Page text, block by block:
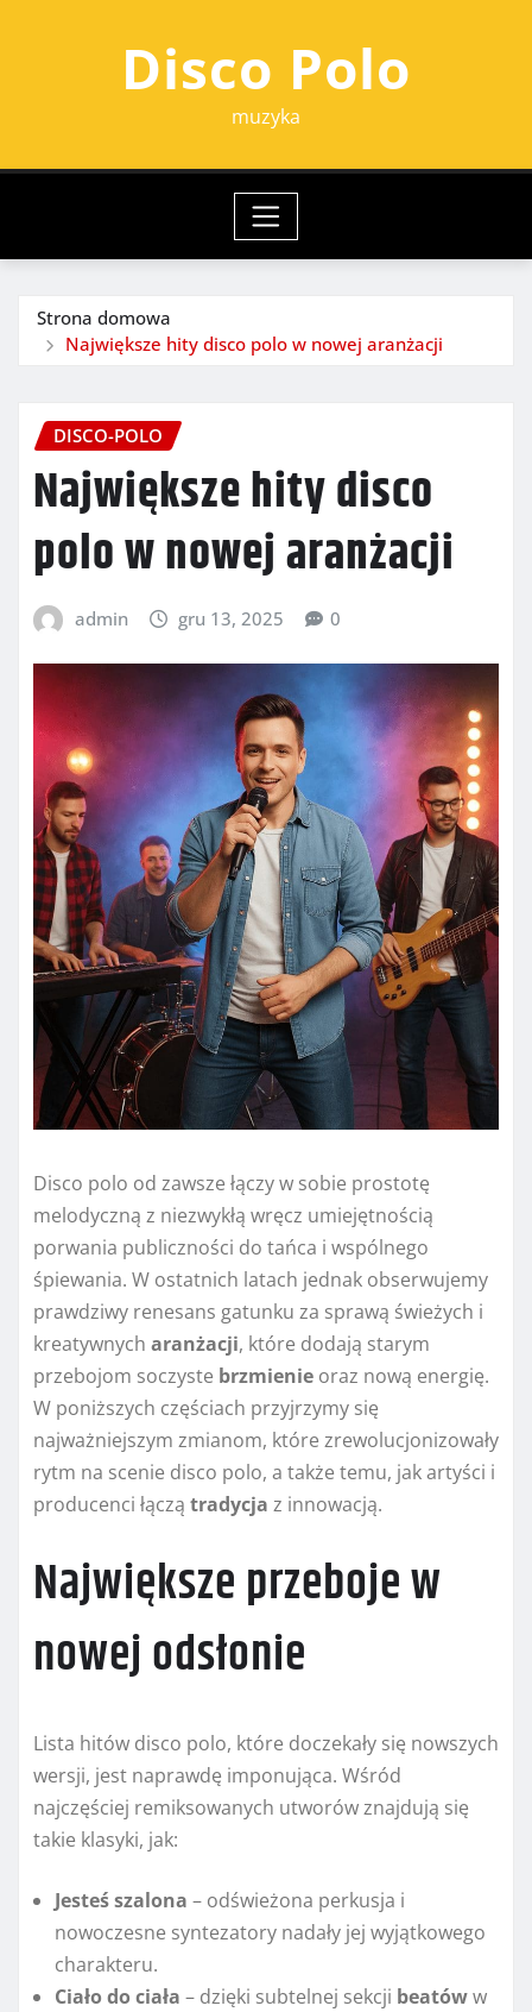
Disco Polo
muzyka
Strona domowa
Największe hity disco polo w nowej aranżacji
DISCO-POLO
Największe hity disco
polo w nowej aranżacji
admin gru 13, 2025 0
Disco polo od zawsze łączy w sobie prostotę
melodyczną z niezwykłą wręcz umiejętnością
porwania publiczności do tańca i wspólnego
śpiewania. W ostatnich latach jednak obserwujemy
prawdziwy renesans gatunku za sprawą świeżych i
kreatywnych aranżacji, które dodają starym
przebojom soczyste brzmienie oraz nową energię.
W poniższych częściach przyjrzymy się
najważniejszym zmianom, które zrewolucjonizowały
rytm na scenie disco polo, a także temu, jak artyści i
producenci łączą tradycja z innowacją.
Największe przeboje w
nowej odsłonie
Lista hitów disco polo, które doczekały się nowszych
wersji, jest naprawdę imponująca. Wśród
najczęściej remiksowanych utworów znajdują się
takie klasyki, jak:
Jesteś szalona – odświeżona perkusja i
nowoczesne syntezatory nadały jej wyjątkowego
charakteru.
Ciało do ciała – dzięki subtelnej sekcji beatóww